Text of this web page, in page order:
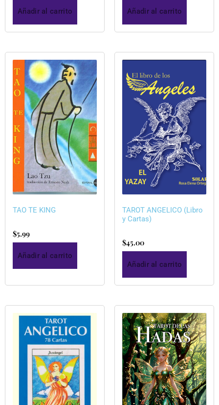
Añadir al carrito Añadir al carrito
TAO TE KING
$5.99
Añadir al carrito
TAROT ANGELICO (Libro
y Cartas)
$45.00
Añadir al carrito